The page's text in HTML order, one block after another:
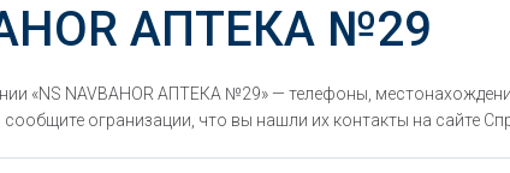
АПТЕКА №29
«NS NAVBAHOR АПТЕКА №29» — телефоны,
огранизации, что вы нашли их контакты на сайте